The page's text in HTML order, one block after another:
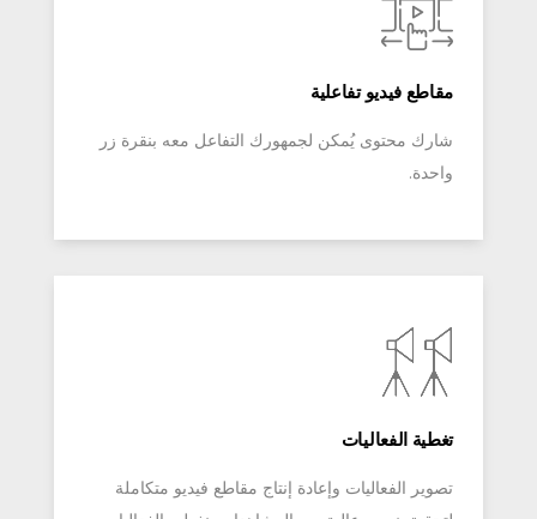
مقاطع فيديو تفاعلية
شارك محتوى يُمكن لجمهورك التفاعل معه بنقرة زر
تغطية الفعاليات
تصوير الفعاليات وإعادة إنتاج مقاطع فيديو متكاملة